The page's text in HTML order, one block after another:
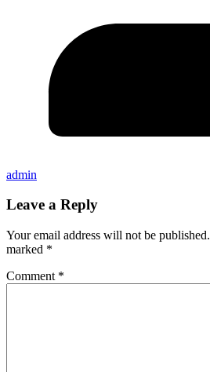
admin
Leave a Reply
Your email address will not be published.
marked *
Comment *